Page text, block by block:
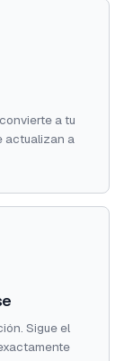
a tu
actualizan a
Sigue el